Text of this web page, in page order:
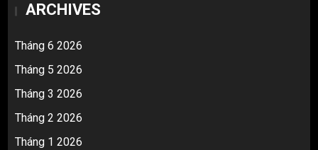
ARCHIVES
Tháng 6 2026
Tháng 5 2026
Tháng 3 2026
Tháng 2 2026
Tháng 1 2026